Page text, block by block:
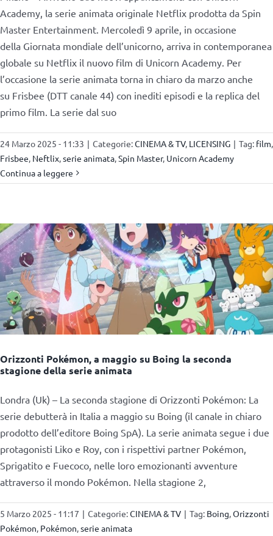
Academy, la serie animata originale Netflix prodotta da Spin
Master Entertainment. Mercoledì 9 aprile, in occasione
della Giornata mondiale dell’unicorno, arriva in contemporanea
globale su Netflix il nuovo film di Unicorn Academy. Per
l’occasione la serie animata torna in chiaro da marzo anche
su Frisbee (DTT canale 44) con inediti episodi e la replica del
primo film. La serie dal suo
24 Marzo 2025 - 11:33 | Categorie:CINEMA & TV, LICENSING | Tag: film,
Frisbee, Neftlix,serie animata,Spin Master, Unicorn Academy
Continua a leggere
Orizzonti Pokémon, a maggio su Boing la seconda
stagione della serie animata
Londra (Uk) – La seconda stagione di Orizzonti Pokémon: La
serie debutterà in Italia a maggio su Boing (il canale in chiaro
prodotto dell’editore Boing SpA). La serie animata segue i due
protagonisti Liko e Roy, con i rispettivi partner Pokémon,
Sprigatito e Fuecoco, nelle loro emozionanti avventure
attraverso il mondo Pokémon. Nella stagione 2,
5 Marzo 2025 - 11:17 | Categorie:CINEMA & TV | Tag: Boing,Orizzonti
Pokémon, Pokémon,serie animata